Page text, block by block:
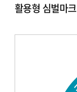
활용형 심벌마크